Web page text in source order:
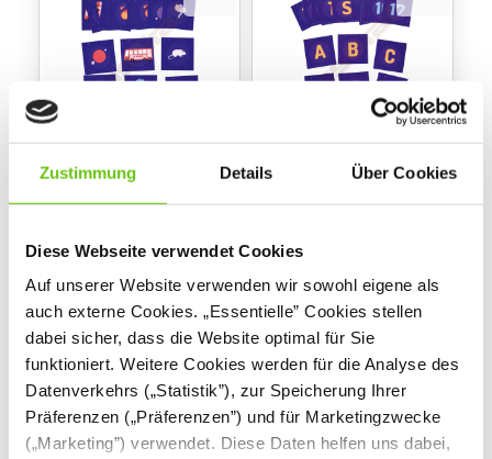
Zustimmung Details Über Cookies
Diese Webseite verwendet Cookies
Auf unserer Website verwenden wir sowohl eigene als
auch externe Cookies. „Essentielle” Cookies stellen
dabei sicher, dass die Website optimal für Sie
funktioniert. Weitere Cookies werden für die Analyse des
Datenverkehrs („Statistik”), zur Speicherung Ihrer
Präferenzen („Präferenzen”) und für Marketingzwecke
(„Marketing”) verwendet. Diese Daten helfen uns dabei,
Befehlskarten-Set für
den Photon Roboter,
Unterrichtsszenarien
Teil A
11,90 €
Befehlskarten-Set für
11,90 €